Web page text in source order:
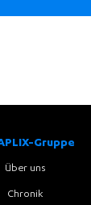
Gruppe
Über uns
Chronik